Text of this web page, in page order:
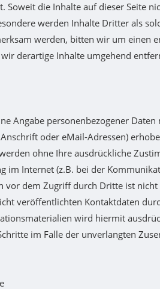
Soweit die Inhalte auf dieser Seite
werden Inhalte Dritter als
werden, bitten wir um einen
derartige Inhalte umgehend
Angabe personenbezogener
oder eMail-Adressen)
ohne Ihre ausdrückliche
im Internet (z.B. bei der
vor dem Zugriff durch Dritte ist
veröffentlichten Kontaktdaten
wird hiermit
im Falle der unverlangten